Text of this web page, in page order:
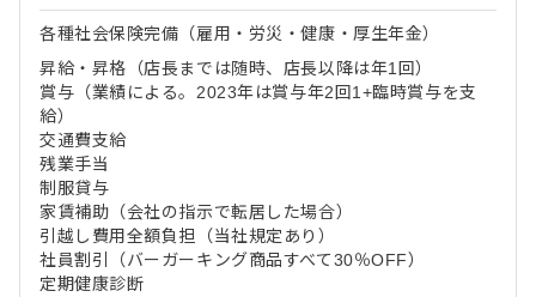
各種社会保険完備（雇用・労災・健康・厚生年金）
昇給・昇格（店長までは随時、店長以降は年1回）
賞与（業績による。2023年は賞与年2回1+臨時賞与を支
給）
交通費支給
残業手当
制服貸与
家賃補助（会社の指示で転居した場合）
引越し費用全額負担（当社規定あり）
社員割引（バーガーキング商品すべて30％OFF）
定期健康診断